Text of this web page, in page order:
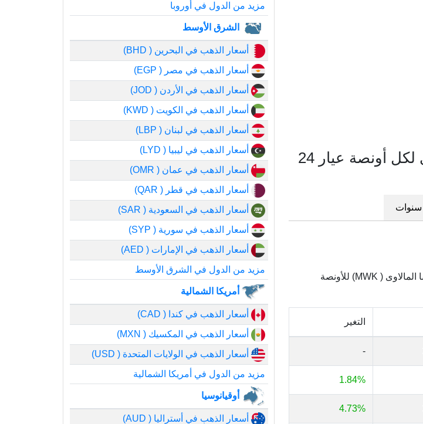
مخطط سعر الذهب في مالاوي بالكواتشا المالاوى لكل أونصة عيار 24
يعرض الجدول التالي تغييرات أسعار الذهب في مالاوي في السنه الاخيره بالكواتشا المالاوى ( MWK) للأونصة
التغير
-
1.84%
4.73%
مزيد من الدول في أوروبا
الشرق الأوسط
أسعار الذهب في البحرين ( BHD)
أسعار الذهب في مصر ( EGP)
أسعار الذهب في الأردن ( JOD)
أسعار الذهب في الكويت ( KWD)
أسعار الذهب في لبنان ( LBP)
أسعار الذهب في ليبيا ( LYD)
أسعار الذهب في عمان ( OMR)
أسعار الذهب في قطر ( QAR)
أسعار الذهب في السعودية ( SAR)
أسعار الذهب في سورية ( SYP)
أسعار الذهب في الإمارات ( AED)
مزيد من الدول في الشرق الأوسط
أمريكا الشمالية
أسعار الذهب في كندا ( CAD)
أسعار الذهب في المكسيك ( MXN)
أسعار الذهب في الولايات المتحدة ( USD)
مزيد من الدول في أمريكا الشمالية
أوقيانوسيا
أسعار الذهب في أستراليا ( AUD)